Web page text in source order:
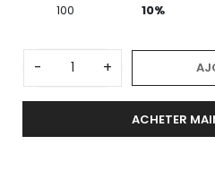
100 10%
- +
ACHETER